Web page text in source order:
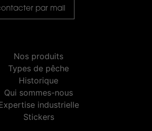
par mail
Nos produits
Types de pêche
Historique
Qui sommes-nous
industrielle
Stickers